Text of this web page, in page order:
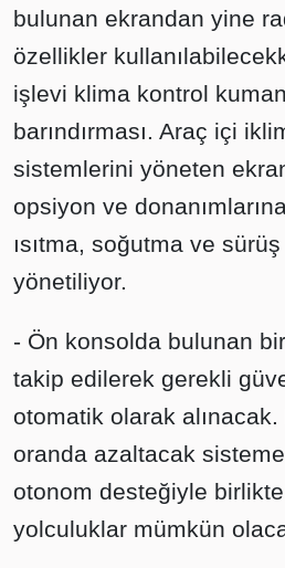
bulunan ekrandan yine
özellikler
işlevi klima kontrol
barındırması. Araç içi
sistemlerini yöneten
opsiyon ve
ısıtma, soğutma ve
yönetiliyor.
- Ön konsolda bulunan
takip edilerek gerekli
otomatik olarak
oranda azaltacak
otonom desteğiyle
yolculuklar mümkün